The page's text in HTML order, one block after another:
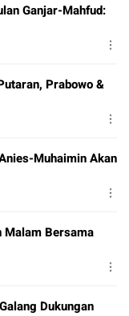
Ganjar-Mahfud:
Prabowo &
Muhaimin Akan
Malam Bersama
Dukungan